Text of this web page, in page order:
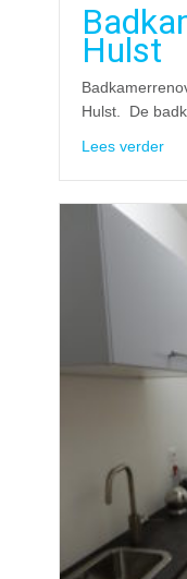
Hulst
Hulst. De
Lees verder